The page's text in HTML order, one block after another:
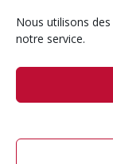
Nous utilisons
notre service.